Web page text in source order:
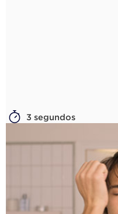
3 segundos